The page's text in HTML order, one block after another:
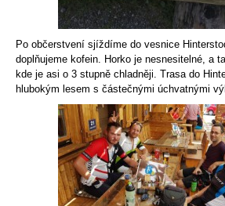
Po občerstvení sjíždíme do vesnice
doplňujeme kofein. Horko je nesnesitelné, a
kde je asi o 3 stupně chladněji. Trasa do
hlubokým lesem s částečnými úchvatnými